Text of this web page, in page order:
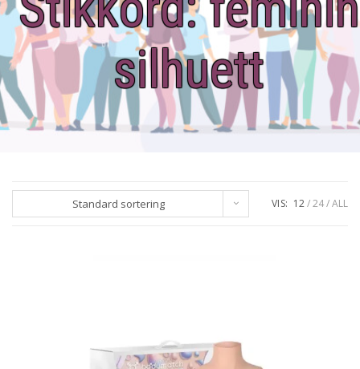
silhuett
Standard sortering VIS: 12 24 ALL